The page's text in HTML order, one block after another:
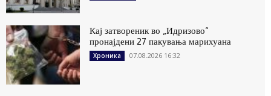
Кај затвореник во „Идризово“
пронајдени 27 пакувања марихуана
Хроника 07.08.2026 16:32